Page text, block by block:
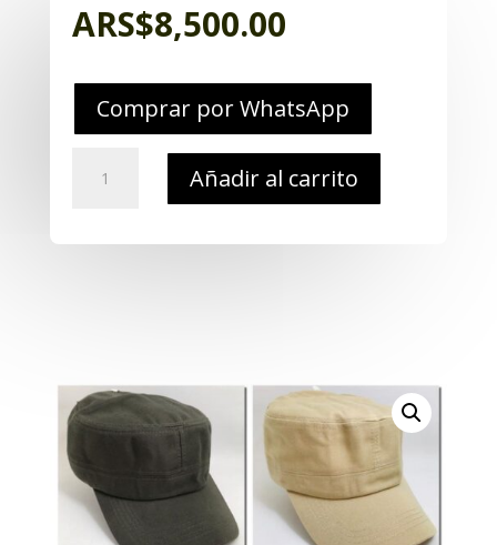
ARS$8,500.00
Comprar por WhatsApp
Añadir al carrito